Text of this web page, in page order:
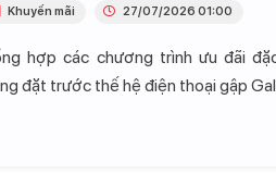
hợp các chương trình ưu đãi
đặt trước thế hệ điện thoại gập
Khuyến mãi 27/07/2026 01:00